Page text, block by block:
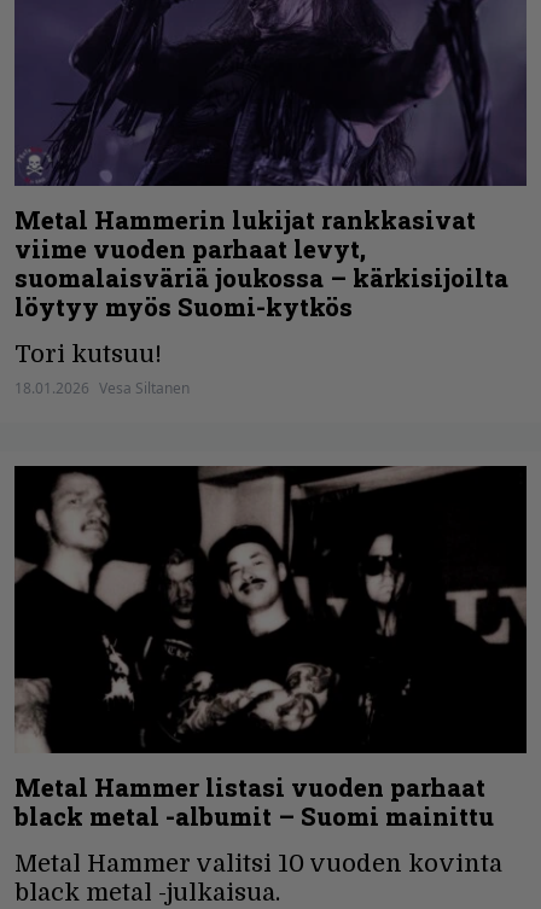
Metal Hammerin lukijat rankkasivat
viime vuoden parhaat levyt,
suomalaisväriä joukossa – kärkisijoilta
löytyy myös Suomi-kytkös
Tori kutsuu!
18.01.2026 Vesa Siltanen
Metal Hammer listasi vuoden parhaat
black metal -albumit – Suomi mainittu
Metal Hammer valitsi 10 vuoden kovinta
black metal -julkaisua.